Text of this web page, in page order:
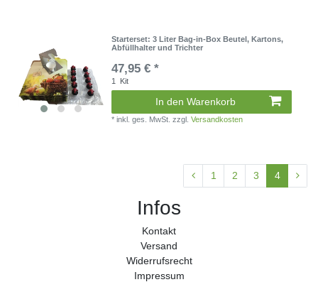
Starterset: 3 Liter Bag-in-Box Beutel, Kartons,
Abfüllhalter und Trichter
47,95 € *
1 Kit
In den Warenkorb
*inkl. ges. MwSt. zzgl.Versandkosten
1 2 3 4
Infos
Kontakt
Versand
Widerrufs­recht
Impressum